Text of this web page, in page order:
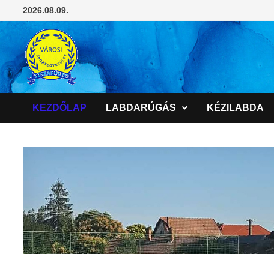
to
2026.08.09.
KEZDŐLAP LABDARÚGÁS KÉZILABDA